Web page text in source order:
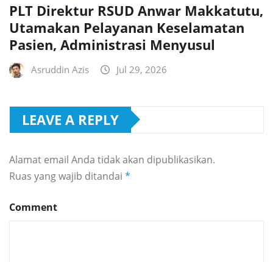
PLT Direktur RSUD Anwar Makkatutu,
Utamakan Pelayanan Keselamatan
Pasien, Administrasi Menyusul
Asruddin Azis Jul 29, 2026
LEAVE A REPLY
Alamat email Anda tidak akan dipublikasikan.
Ruas yang wajib ditandai *
Comment